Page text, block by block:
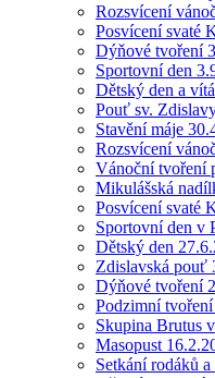
Rozsvícení
Posvícení svaté
Dýňové tvoření
Sportovní den
Dětský den a
Pouť sv.
Stavění máje
Rozsvícení
Vánoční tvoření
Mikulášská
Posvícení svaté
Sportovní den v
Dětský den
Zdislavská pouť
Dýňové tvoření
Podzimní
Skupina Brutus
Masopust
Setkání rodáků